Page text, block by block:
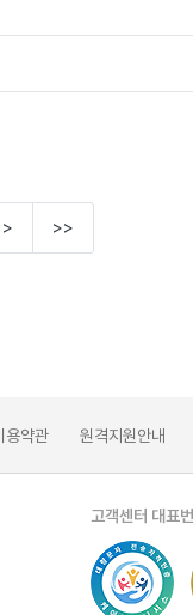
> >>
용약관 원격지원안내
고객센터 대표